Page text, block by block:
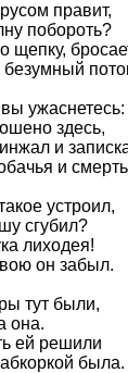
правит,
побороть?
щепку,
ужаснетесь:
здесь,
и
и
устроил,
сгубил?
лиходея!
он забыл.
тут были,
она.
ей решили
была.